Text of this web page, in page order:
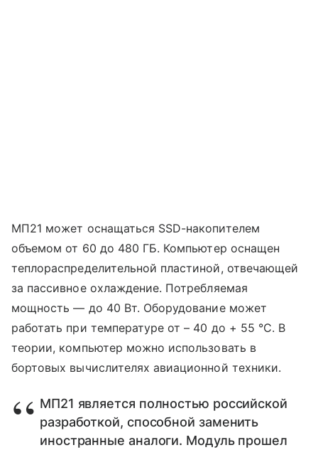
МП21 может оснащаться SSD-накопителем
объемом от 60 до 480 ГБ. Компьютер оснащен
теплораспределительной пластиной, отвечающей
за пассивное охлаждение. Потребляемая
мощность — до 40 Вт. Оборудование может
работать при температуре от – 40 до + 55 °С. В
теории, компьютер можно использовать в
бортовых вычислителях авиационной техники.
МП21 является полностью российской
разработкой, способной заменить
иностранные аналоги. Модуль прошел